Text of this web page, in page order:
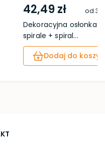
42,49 zł od
Dekoracyjna osłonka
spirale + spiral...
Dodaj do